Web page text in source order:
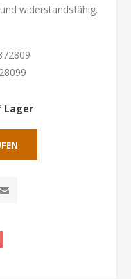
widerstandsfähig.
Lager